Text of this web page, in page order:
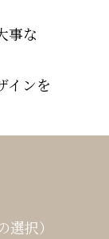
事な
インを
択）